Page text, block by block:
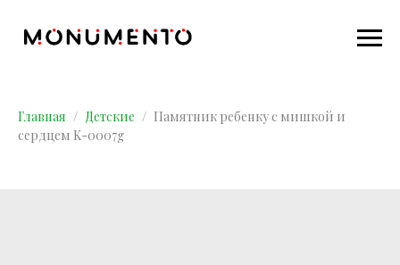
Главная Детские
Памятник ребенку с мишкой и
сердцем K-0007g